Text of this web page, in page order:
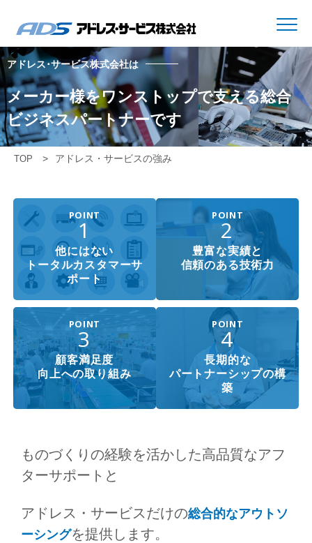
アドレス･サービス株式会社は
メーカー様をワンストップで支える総合
ビジネスパートナーです
TOP アドレス・サービスの強み
POINT
1
他にはない
トータルカスタマーサ
ポート
POINT
2
豊富な実績と
信頼のある技術力
POINT
3
顧客満足度
向上への取り組み
POINT
4
長期的な
パートナーシップの構
築
ものづくりの経験を活かした高品質なアフ
ターサポートと
アドレス・サービスだけの総合的なアウトソ
ーシングを提供します。